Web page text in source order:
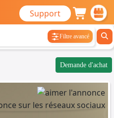
Support
Filtre avancé
Demande d'achat